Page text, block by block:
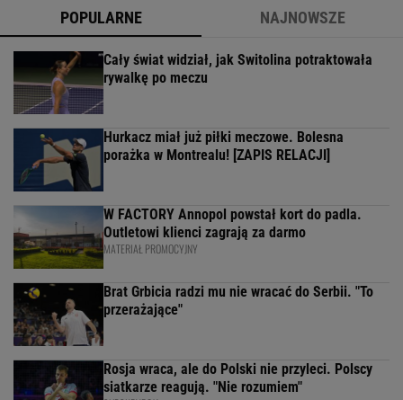
POPULARNE NAJNOWSZE
Cały świat widział, jak Switolina potraktowała
rywalkę po meczu
Hurkacz miał już piłki meczowe. Bolesna
porażka w Montrealu! [ZAPIS RELACJI]
W FACTORY Annopol powstał kort do padla.
Outletowi klienci zagrają za darmo
MATERIAŁ PROMOCYJNY
Brat Grbicia radzi mu nie wracać do Serbii. "To
przerażające"
Rosja wraca, ale do Polski nie przyleci. Polscy
siatkarze reagują. "Nie rozumiem"